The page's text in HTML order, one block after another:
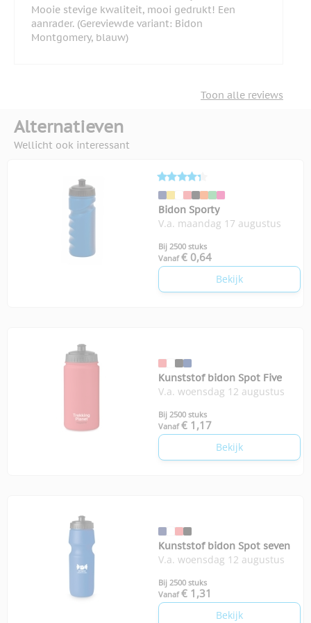
Mooie stevige kwaliteit, mooi gedrukt! Een
aanrader. (Gereviewde variant: Bidon
Montgomery, blauw)
Toon alle reviews
Alternatieven
Wellicht ook interessant
Bidon Sporty
V.a. maandag 17 augustus
Bij 2500 stuks
Vanaf € 0,64
Bekijk
Kunststof bidon Spot Five
V.a. woensdag 12 augustus
Bij 2500 stuks
Vanaf € 1,17
Bekijk
Kunststof bidon Spot seven
V.a. woensdag 12 augustus
Bij 2500 stuks
Vanaf € 1,31
Bekijk